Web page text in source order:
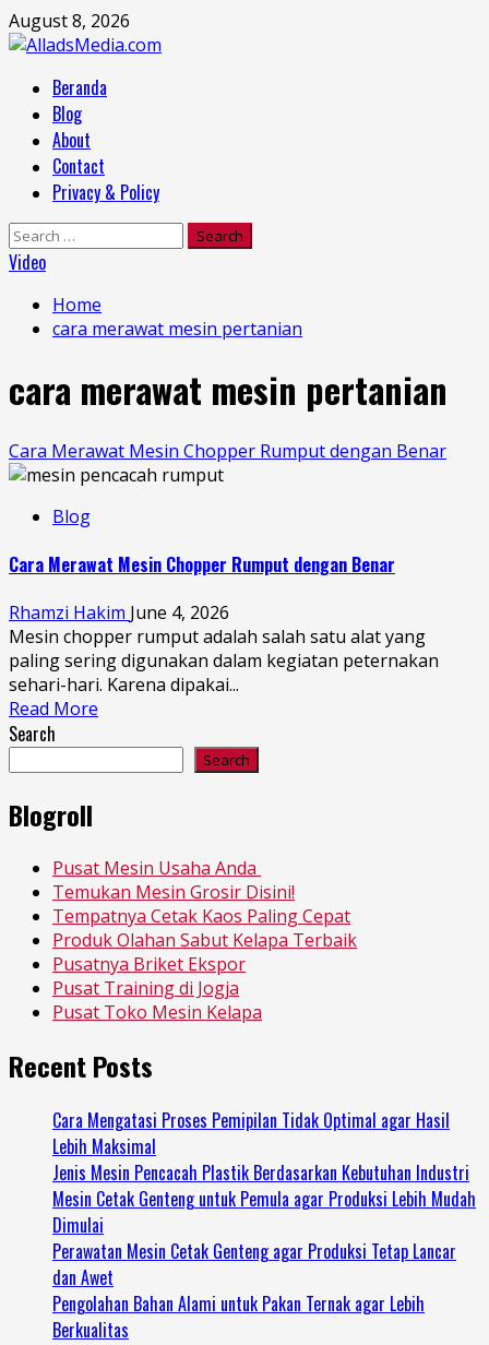
Skip
to
August 8, 2026
MenuBeranda
Blog
About
Contact
Privacy & Policy
Search
for:
Video
Home
cara merawat mesin pertanian
cara merawat mesin pertanian
Cara Merawat Mesin Chopper Rumput dengan Benar
Blog
Cara Merawat Mesin Chopper Rumput dengan Benar
Rhamzi Hakim June 4, 2026
Mesin chopper rumput adalah salah satu alat yang
paling sering digunakan dalam kegiatan peternakan
sehari-hari. Karena dipakai...
Read More
Search
Search
Blogroll
Pusat Mesin Usaha Anda
Temukan Mesin Grosir Disini!
Tempatnya Cetak Kaos Paling Cepat
Produk Olahan Sabut Kelapa Terbaik
Pusatnya Briket Ekspor
Pusat Training di Jogja
Pusat Toko Mesin Kelapa
Recent Posts
Cara Mengatasi Proses Pemipilan Tidak Optimal agar Hasil
Lebih Maksimal
Jenis Mesin Pencacah Plastik Berdasarkan Kebutuhan Industri
Mesin Cetak Genteng untuk Pemula agar Produksi Lebih Mudah
Dimulai
Perawatan Mesin Cetak Genteng agar Produksi Tetap Lancar
dan Awet
Pengolahan Bahan Alami untuk Pakan Ternak agar Lebih
Berkualitas